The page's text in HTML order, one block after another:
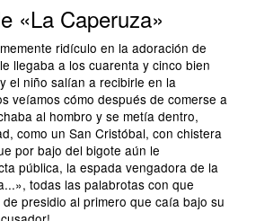
«La Caperuza»
ridículo en la adoración de
llegaba a los cuarenta y cinco bien
el niño salían a recibirle en la
veíamos cómo después de comerse a
al hombro y se metía dentro,
como un San Cristóbal, con chistera
por bajo del bigote aún le
pública, la espada vengadora de la
todas las palabrotas con que
presidio al primero que caía bajo su